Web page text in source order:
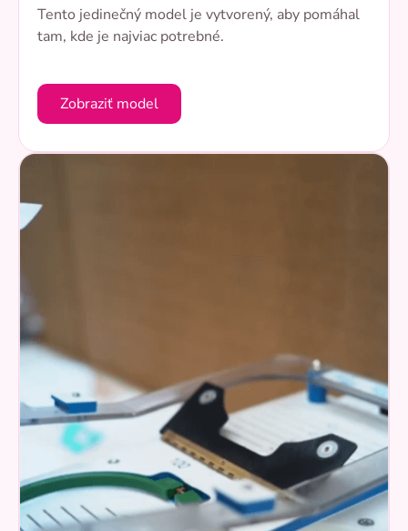
Tento jedinečný model je vytvorený, aby pomáhal
tam, kde je najviac potrebné.
Zobraziť model